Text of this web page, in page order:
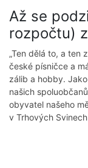
Až se
rozpočtu)
„Ten dělá to, a ten
české písničce a
zálib a hobby.
našich
obyvatel našeho
v Trhových